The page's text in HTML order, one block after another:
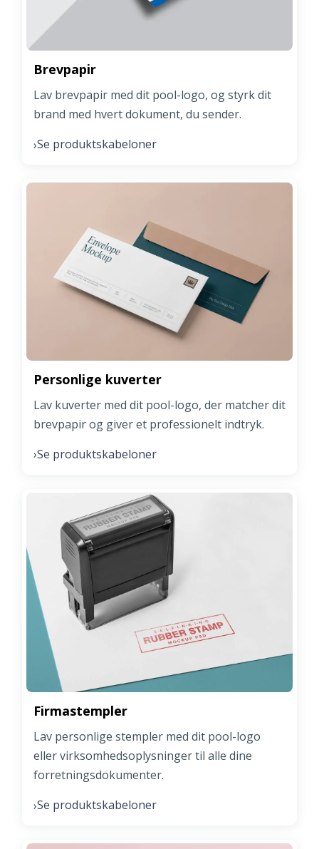
Brevpapir
Lav brevpapir med dit pool-logo, og styrk dit
brand med hvert dokument, du sender.
›Se produktskabeloner
Personlige kuverter
Lav kuverter med dit pool-logo, der matcher dit
brevpapir og giver et professionelt indtryk.
›Se produktskabeloner
Firmastempler
Lav personlige stempler med dit pool-logo
eller virksomhedsoplysninger til alle dine
forretningsdokumenter.
›Se produktskabeloner